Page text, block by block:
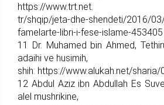
https://www.trt.net.
tr/shqip/jeta-dhe-shendeti/2016/
famelarte-libri-i-fese-islame-453405
11 Dr. Muhamed bin Ahmed,
adaihi ve husimih,
shih: https://www.alukah.net/
12 Abdul Aziz ibn Abdullah Es
alel mushrikine,